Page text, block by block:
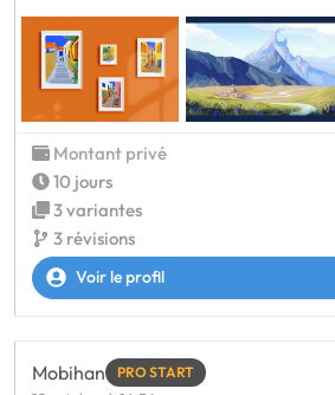
Montant privé
10 jours
3 variantes
3 révisions
Voir le profil
Mobihan PRO START